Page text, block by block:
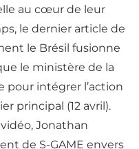
au cœur de leur
le dernier article de
le Brésil fusionne
le ministère de la
pour intégrer l’action
principal (12 avril).
Jonathan
de S-GAME envers